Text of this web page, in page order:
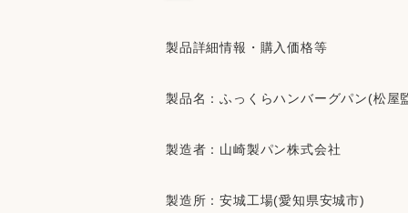
製品詳細情報・購入価格等
製品名：ふっくらハンバーグパン(松屋
製造者：山崎製パン株式会社
製造所：安城工場(愛知県安城市)